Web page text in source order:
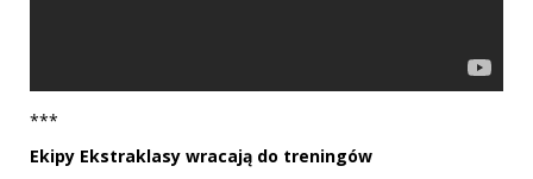
***
Ekipy Ekstraklasy wracają do treningów